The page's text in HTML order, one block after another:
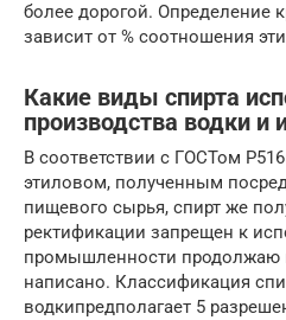
более дорогой. Определение
зависит от % соотношения
Какие виды спирта
производства водки и
В соответствии с ГОСТом
этиловом, полученным
пищевого сырья, спирт же
ректификации запрещен к
промышленности продолжаю
написано. Классификация
водкипредполагает 5